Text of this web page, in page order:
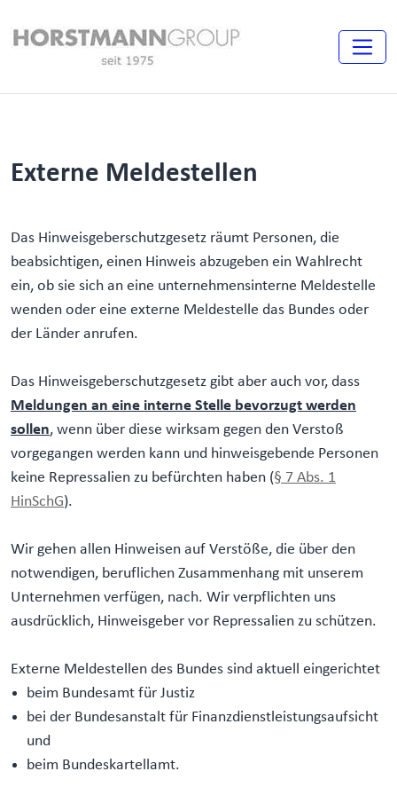
Externe Meldestellen
Das Hinweisgeberschutzgesetz räumt Personen, die
beabsichtigen, einen Hinweis abzugeben ein Wahlrecht
ein, ob sie sich an eine unternehmensinterne Meldestelle
wenden oder eine externe Meldestelle das Bundes oder
der Länder anrufen.
Das Hinweisgeberschutzgesetz gibt aber auch vor, dass
Meldungen an eine interne Stelle bevorzugt werden
sollen, wenn über diese wirksam gegen den Verstoß
vorgegangen werden kann und hinweisgebende Personen
keine Repressalien zu befürchten haben (§ 7 Abs. 1
HinSchG).
Wir gehen allen Hinweisen auf Verstöße, die über den
notwendigen, beruflichen Zusammenhang mit unserem
Unternehmen verfügen, nach. Wir verpflichten uns
ausdrücklich, Hinweisgeber vor Repressalien zu schützen.
Externe Meldestellen des Bundes sind aktuell eingerichtet
beim Bundesamt für Justiz
bei der Bundesanstalt für Finanzdienstleistungsaufsicht
und
beim Bundeskartellamt.